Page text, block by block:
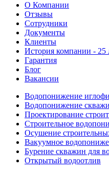
О Компании
Отзывы
Сотрудники
Документы
Клиенты
История компании - 25
Гарантия
Блог
Вакансии
Водопонижение
Водопонижение
Проектирование
Строительное
Осушение
Вакуумное
Бурение скважин для
Открытый водоотлив